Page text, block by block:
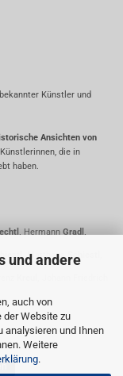
und andere
auch von
der Website zu
analysieren und Ihnen
Weitere
.
Künstler und
Ansichten von
die in
haben.
Hermann Gradl,
Matthäus Schiestl,